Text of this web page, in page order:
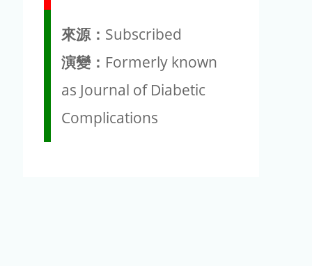
來源： Subscribed
演變： Formerly known
as Journal of Diabetic
Complications